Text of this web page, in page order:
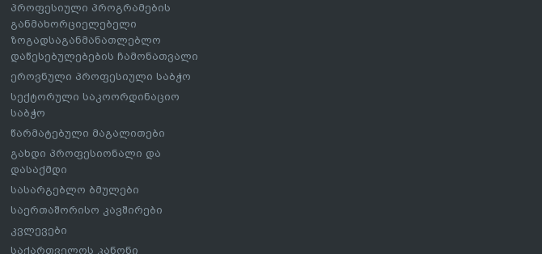
პროფესიული პროგრამების
განმახორციელებელი
ზოგადსაგანმანათლებლო
დაწესებულებების ჩამონათვალი
ეროვნული პროფესიული საბჭო
სექტორული საკოორდინაციო
საბჭო
წარმატებული მაგალითები
გახდი პროფესიონალი და
დასაქმდი
სასარგებლო ბმულები
საერთაშორისო კავშირები
კვლევები
საქართველოს კანონი